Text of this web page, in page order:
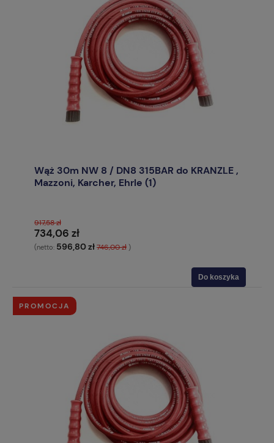
Wąż 30m NW 8 / DN8 315BAR do KRANZLE ,
Mazzoni, Karcher, Ehrle (1)
734,06 zł
917,58 zł
(netto: 596,80 zł746,00 zł )
Do koszyka
PROMOCJA